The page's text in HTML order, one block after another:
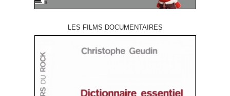
LES FILMS DOCUMENTAIRES